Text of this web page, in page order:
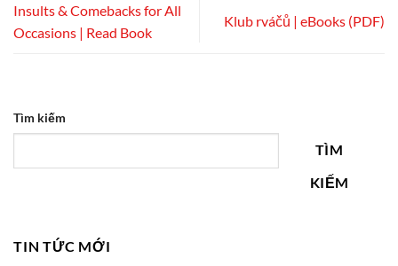
Insults & Comebacks for All
Occasions | Read Book
Klub rváčů | eBooks (PDF)
Tìm kiếm
TÌM
KIẾM
TIN TỨC MỚI